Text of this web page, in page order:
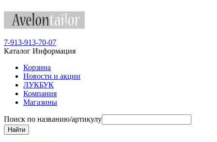
7-913-913-70-07
Каталог Информация
Корзина
Новости и акции
ЛУКБУК
Компания
Магазины
Поиск по названию/артикулу